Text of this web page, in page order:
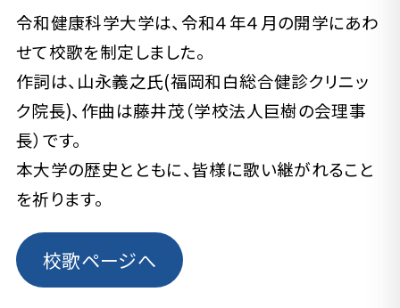
令和健康科学大学は、令和４年４月の開学にあわ
せて校歌を制定しました。
作詞は、山永義之氏(福岡和白総合健診クリニッ
ク院長)、作曲は藤井茂（学校法人巨樹の会理事
長）です。
本大学の歴史とともに、皆様に歌い継がれること
を祈ります。
校歌ページへ